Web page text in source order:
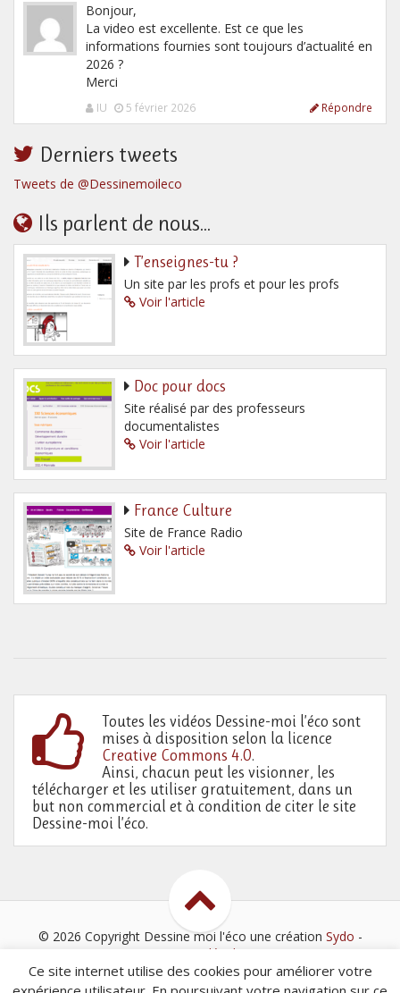
Bonjour,
La video est excellente. Est ce que les
informations fournies sont toujours d’actualité en
2026 ?
Merci
IU 5 février 2026 Répondre
Derniers tweets
Tweets de @Dessinemoileco
Ils parlent de nous...
T’enseignes-tu ?
Un site par les profs et pour les profs
Voir l'article
Doc pour docs
Site réalisé par des professeurs
documentalistes
Voir l'article
France Culture
Site de France Radio
Voir l'article
Toutes les vidéos Dessine-moi l’éco sont
mises à disposition selon la licence
Creative Commons 4.0.
Ainsi, chacun peut les visionner, les
télécharger et les utiliser gratuitement, dans un
but non commercial et à condition de citer le site
Dessine-moi l’éco.
© 2026 Copyright Dessine moi l'éco une création Sydo -
Mentions légales
Ce site internet utilise des cookies pour améliorer votre